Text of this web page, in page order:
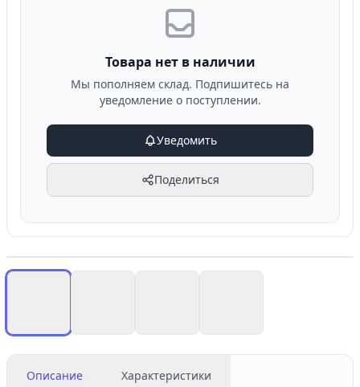
Товара нет в наличии
Мы пополняем склад. Подпишитесь на
уведомление о поступлении.
Уведомить
Поделиться
Описание Характеристики